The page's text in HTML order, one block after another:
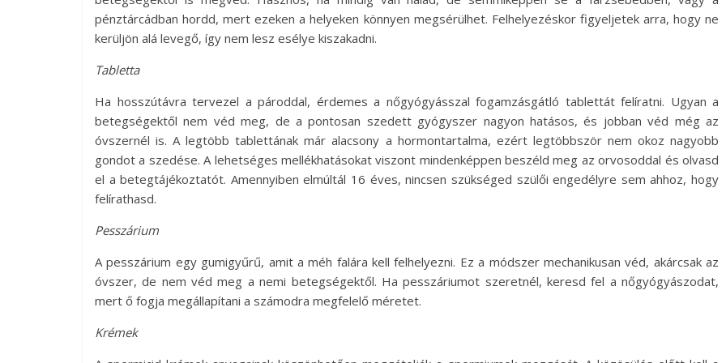
pénztárcádban hordd, mert ezeken a helyeken könnyen megsérülhet. Felhelyezéskor figyeljetek arra, hogy ne
kerüljön alá levegő, így nem lesz esélye kiszakadni.
Tabletta
Ha hosszútávra tervezel a pároddal, érdemes a nőgyógyásszal fogamzásgátló tablettát felíratni. Ugyan a
betegségektől nem véd meg, de a pontosan szedett gyógyszer nagyon hatásos, és jobban véd még az
óvszernél is. A legtöbb tablettának már alacsony a hormontartalma, ezért legtöbbször nem okoz nagyobb
gondot a szedése. A lehetséges mellékhatásokat viszont mindenképpen beszéld meg az orvosoddal és olvasd
el a betegtájékoztatót. Amennyiben elmúltál 16 éves, nincsen szükséged szülői engedélyre sem ahhoz, hogy
felírathasd.
Pesszárium
A pesszárium egy gumigyűrű, amit a méh falára kell felhelyezni. Ez a módszer mechanikusan véd, akárcsak az
óvszer, de nem véd meg a nemi betegségektől. Ha pesszáriumot szeretnél, keresd fel a nőgyógyászodat,
mert ő fogja megállapítani a számodra megfelelő méretet.
Krémek